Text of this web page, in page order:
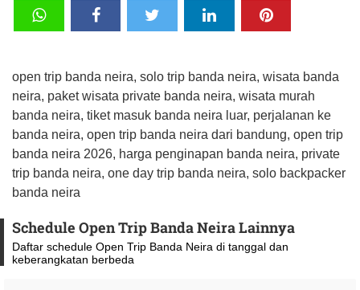
open trip banda neira, solo trip banda neira, wisata banda
neira, paket wisata private banda neira, wisata murah
banda neira, tiket masuk banda neira luar, perjalanan ke
banda neira, open trip banda neira dari bandung, open trip
banda neira 2026, harga penginapan banda neira, private
trip banda neira, one day trip banda neira, solo backpacker
banda neira
Schedule Open Trip Banda Neira Lainnya
Daftar schedule Open Trip Banda Neira di tanggal dan
keberangkatan berbeda